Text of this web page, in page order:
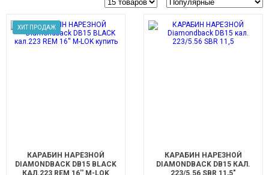
ХИТ ПРОДАЖ
КАРАБИН НАРЕЗНОЙ
DIAMONDBACK DB15 BLACK
КАЛ.223 REM 16'' M-LOK
КАРАБИН НАРЕЗНОЙ
DIAMONDBACK DB15 КАЛ.
223/5.56 SBR 11,5"